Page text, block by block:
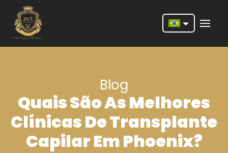
Deutsch
Português
Español
Blog
Quais São As Melhores
Clínicas De Transplante
Capilar Em Phoenix?